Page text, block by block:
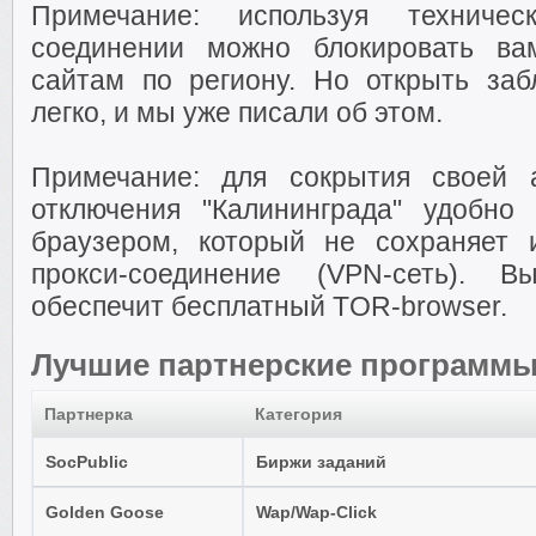
Примечание: используя
соединении можно блокировать
сайтам по региону. Но открыть
легко, и мы уже писали об этом.
Примечание: для сокрытия своей
отключения "Калининграда"
браузером, который не сохраняет
прокси-соединение (VPN-сеть).
обеспечит бесплатный TOR-browser.
Лучшие партнерские
Партнерка Категория
SocPublic Биржи заданий
Golden Goose Wap/Wap-Click